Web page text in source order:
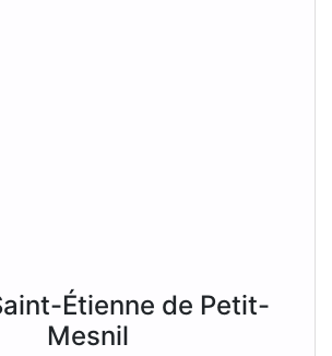
Étienne de Petit-
Mesnil